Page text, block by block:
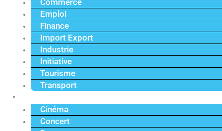
Commerce
Emploi
Finance
Import Export
Industrie
Initiative
Tourisme
Transport
Cinéma
Concert